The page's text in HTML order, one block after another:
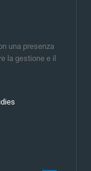
una presenza
la gestione e il